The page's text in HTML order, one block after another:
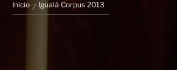
Inicio Igualá Corpus 2013